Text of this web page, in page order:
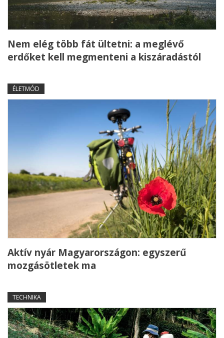
Nem elég több fát ültetni: a meglévő
erdőket kell megmenteni a kiszáradástól
ÉLETMÓD
Aktív nyár Magyarországon: egyszerű
mozgásötletek ma
TECHNIKA